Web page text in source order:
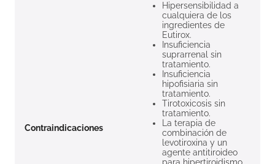
Contraindicaciones
Hipersensibilidad a
cualquiera de los
ingredientes de
Eutirox.
Insuficiencia
suprarrenal sin
tratamiento.
Insuficiencia
hipofisiaria sin
tratamiento.
Tirotoxicosis sin
tratamiento.
La terapia de
combinación de
levotiroxina y un
agente antitiroideo